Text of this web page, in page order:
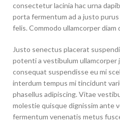
consectetur lacinia hac urna
porta fermentum ad a justo
felis. Commodo ullamcorper diam
Justo senectus placerat
potenti a vestibulum ullamcorper
consequat suspendisse eu mi
interdum tempus mi tincidunt
phasellus adipiscing. Vitae
molestie quisque dignissim ante
fermentum venenatis metus